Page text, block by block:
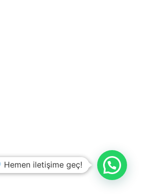
Hemen iletişime geç!